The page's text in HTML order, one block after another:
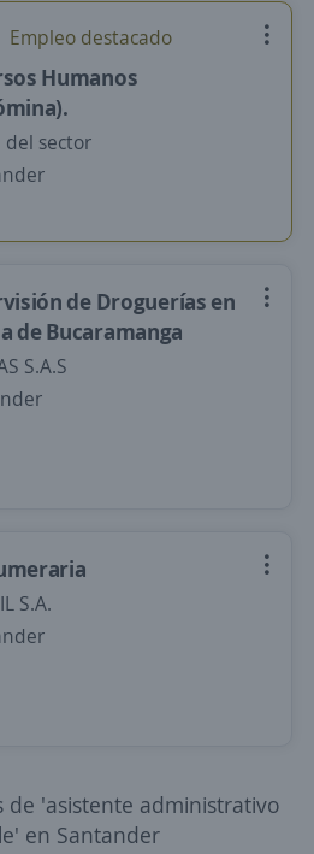
Empleo destacado
Humanos
sector
de Droguerías en
de Bucaramanga
S.A.S
S.A.
de 'asistente administrativo
en Santander